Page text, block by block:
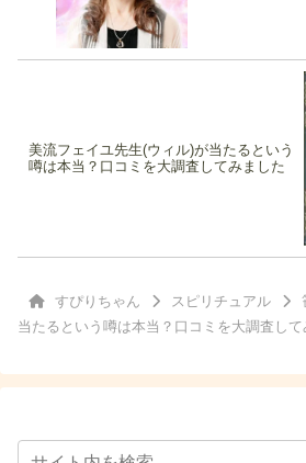
美流フェイユ先生(ウィル)が当たるという
噂は本当？口コミを大調査してみました
すぴりちゃん スピリチュアル
当たるという噂は本当？口コミを大調査して